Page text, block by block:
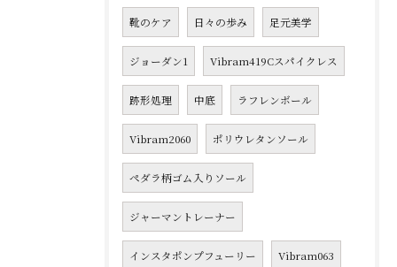
靴のケア 日々の歩み 足元美学
ジョーダン1 Vibram419Cスパイクレス
跡形処理 中底 ラフレンボール
Vibram2060 ポリウレタンソール
ペダラ柄ゴム入りソール
ジャーマントレーナー
インスタポンプフューリー Vibram063